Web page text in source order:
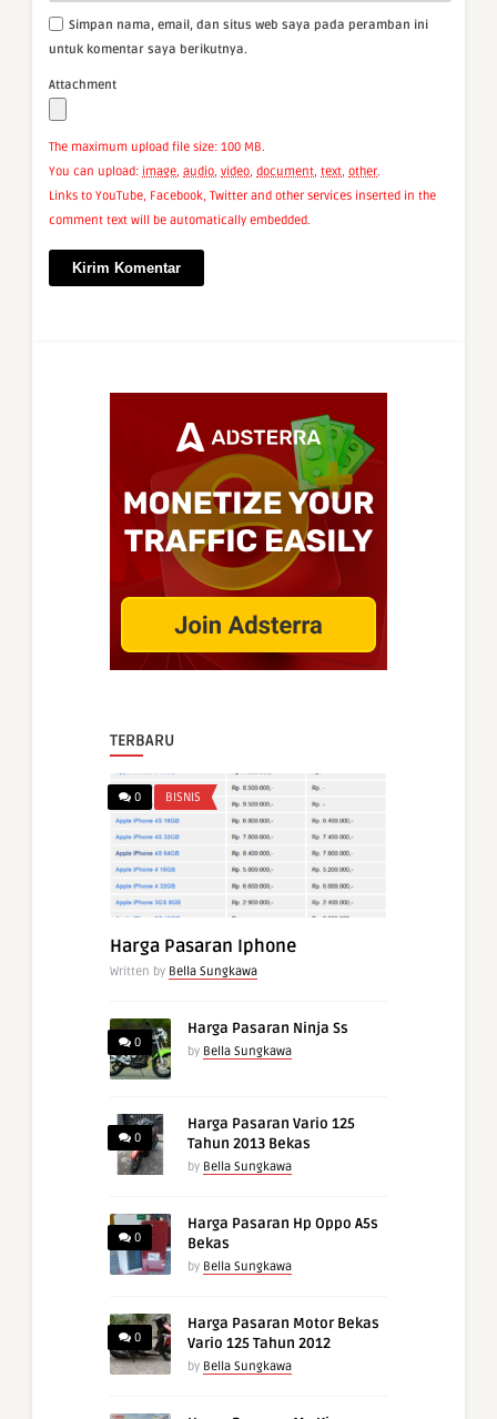
Simpan nama, email, dan situs web saya pada peramban ini
untuk komentar saya berikutnya.
Attachment
The maximum upload file size: 100 MB.
You can upload: image audio video document text other
Links to YouTube, Facebook, Twitter and other services inserted in the
comment text will be automatically embedded.
TERBARU
0 BISNIS
Harga Pasaran Iphone
Written by Bella Sungkawa
0
Harga Pasaran Ninja Ss
by Bella Sungkawa
0
Harga Pasaran Vario 125
Tahun 2013 Bekas
by Bella Sungkawa
0
Harga Pasaran Hp Oppo A5s
Bekas
by Bella Sungkawa
0
Harga Pasaran Motor Bekas
Vario 125 Tahun 2012
by Bella Sungkawa